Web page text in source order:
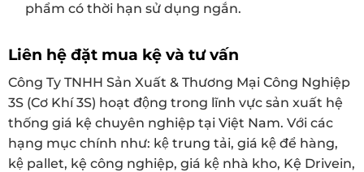
phẩm có thời hạn sử dụng ngắn.
Liên hệ đặt mua kệ và tư vấn
Công Ty TNHH Sản Xuất & Thương Mại Công Nghiệp
3S (Cơ Khí 3S) hoạt động trong lĩnh vực sản xuất hệ
thống giá kệ chuyên nghiệp tại Việt Nam. Với các
hạng mục chính như: kệ trung tải, giá kệ để hàng,
kệ pallet, kệ công nghiệp, giá kệ nhà kho, Kệ Drivein,